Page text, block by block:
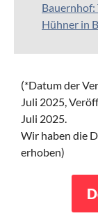
Hühner in
(*Datum der
Juli 2025,
Juli 2025.
Wir haben die
erhoben)